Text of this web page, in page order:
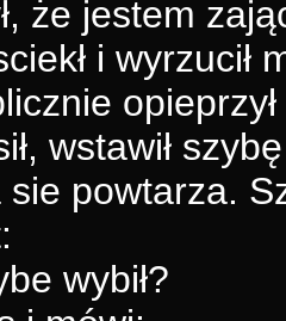
że jestem
i wyrzucił
wstawił
powtarza.
wybił?